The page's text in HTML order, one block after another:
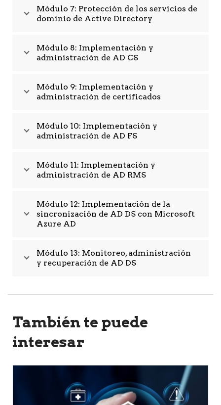
Módulo 7: Protección de los servicios de
dominio de Active Directory
Módulo 8: Implementación y
administración de AD CS
Módulo 9: Implementación y
administración de certificados
Módulo 10: Implementación y
administración de AD FS
Módulo 11: Implementación y
administración de AD RMS
Módulo 12: Implementación de la
sincronización de AD DS con Microsoft
Azure AD
Módulo 13: Monitoreo, administración
y recuperación de AD DS
También te puede
interesar